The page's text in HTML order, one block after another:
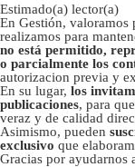
Estimado(a) lector(a)
En Gestión, valoramos
realizamos para
no está permitido,
o parcialmente los
autorizacion previa y
En su lugar, los
publicaciones, para
veraz y de calidad
Asimismo, pueden
exclusivo que
Gracias por ayudarnos